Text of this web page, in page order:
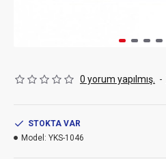
0 yorum yapılmış. -
STOKTA VAR
Model: YKS-1046